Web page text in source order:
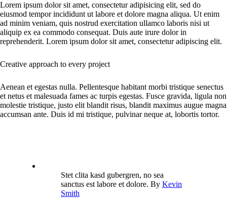
Lorem ipsum dolor sit amet, consectetur adipisicing elit, sed do
eiusmod tempor incididunt ut labore et dolore magna aliqua. Ut enim
ad minim veniam, quis nostrud exercitation ullamco laboris nisi ut
aliquip ex ea commodo consequat. Duis aute irure dolor in
reprehenderit. Lorem ipsum dolor sit amet, consectetur adipiscing elit.
Creative approach to every project
Aenean et egestas nulla. Pellentesque habitant morbi tristique senectus
et netus et malesuada fames ac turpis egestas. Fusce gravida, ligula non
molestie tristique, justo elit blandit risus, blandit maximus augue magna
accumsan ante. Duis id mi tristique, pulvinar neque at, lobortis tortor.
Stet clita kasd gubergren, no sea
sanctus est labore et dolore. By Kevin
Smith